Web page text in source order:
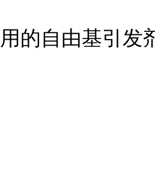
用的自由基引发